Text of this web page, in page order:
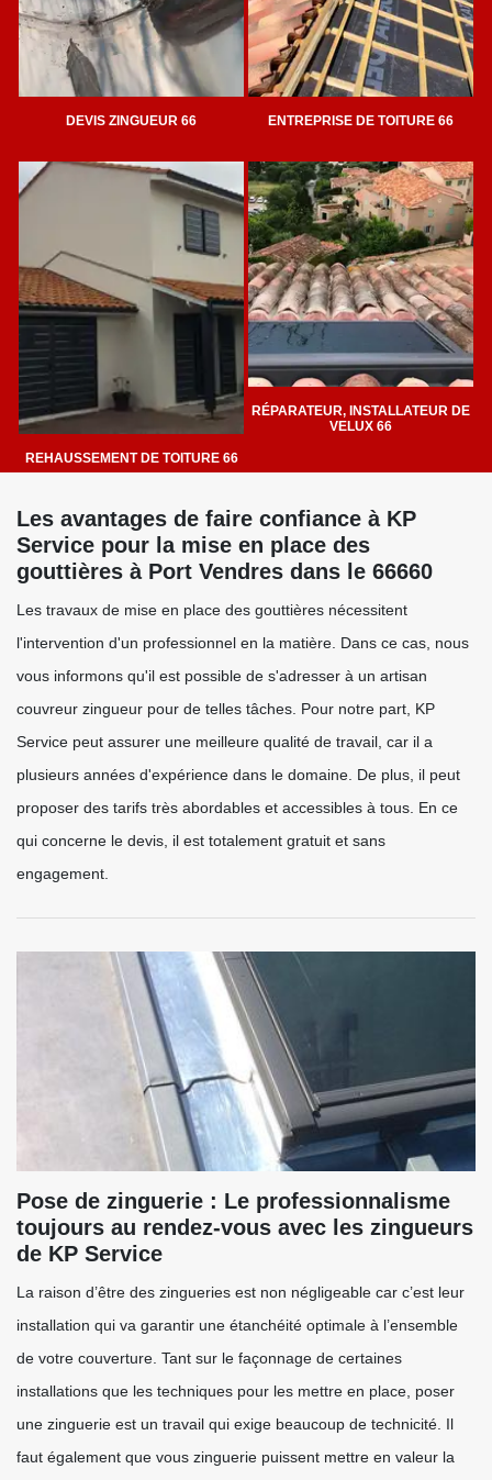
DEVIS ZINGUEUR 66 ENTREPRISE DE TOITURE 66
REHAUSSEMENT DE TOITURE 66
RÉPARATEUR, INSTALLATEUR DE
VELUX 66
Les avantages de faire confiance à KP
Service pour la mise en place des
gouttières à Port Vendres dans le 66660
Les travaux de mise en place des gouttières nécessitent
l'intervention d'un professionnel en la matière. Dans ce cas, nous
vous informons qu'il est possible de s'adresser à un artisan
couvreur zingueur pour de telles tâches. Pour notre part, KP
Service peut assurer une meilleure qualité de travail, car il a
plusieurs années d'expérience dans le domaine. De plus, il peut
proposer des tarifs très abordables et accessibles à tous. En ce
qui concerne le devis, il est totalement gratuit et sans
engagement.
Pose de zinguerie : Le professionnalisme
toujours au rendez-vous avec les zingueurs
de KP Service
La raison d’être des zingueries est non négligeable car c’est leur
installation qui va garantir une étanchéité optimale à l’ensemble
de votre couverture. Tant sur le façonnage de certaines
installations que les techniques pour les mettre en place, poser
une zinguerie est un travail qui exige beaucoup de technicité. Il
faut également que vous zinguerie puissent mettre en valeur la